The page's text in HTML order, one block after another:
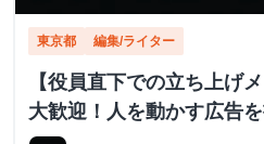
東京都 編集/ライター
【役員直下での立ち上げ
大歓迎！人を動かす広告を